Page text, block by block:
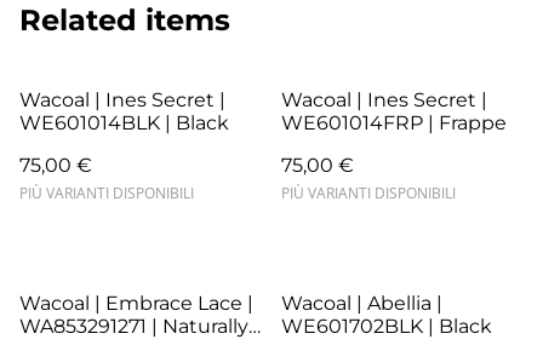
Related items
Wacoal | Ines Secret |
WE601014BLK | Black
75,00 €
PIÙ VARIANTI DISPONIBILI
Wacoal | Ines Secret |
WE601014FRP | Frappe
75,00 €
PIÙ VARIANTI DISPONIBILI
Wacoal | Embrace Lace |
WA853291271 | Naturally
Wacoal | Abellia |
WE601702BLK | Black